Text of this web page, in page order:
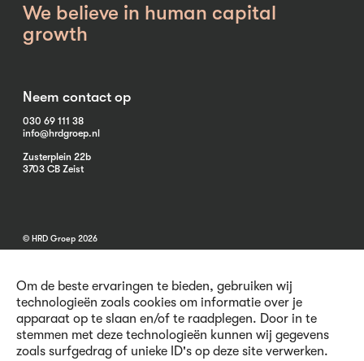
Om de beste ervaringen te bieden, gebruiken wij
technologieën zoals cookies om informatie over je
apparaat op te slaan en/of te raadplegen. Door in te
stemmen met deze technologieën kunnen wij gegevens
zoals surfgedrag of unieke ID's op deze site verwerken.
We believe in human capital
growth
Neem contact op
030 69 111 38
info@hrdgroep.nl
Zusterplein 22b
3703 CB Zeist
© HRD Groep 2026
Algemene informatie